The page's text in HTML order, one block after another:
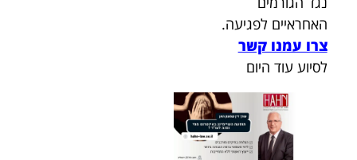
האחראיים לפגיעה.
צרו עמנו קשר
לסיוע עוד היום